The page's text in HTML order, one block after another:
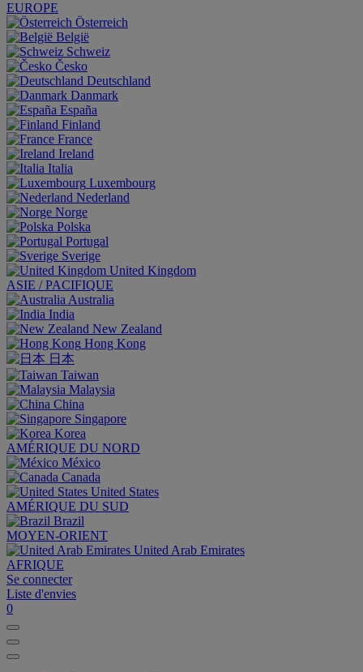
EUROPE
Österreich
België
Schweiz
Česko
Deutschland
Danmark
España
Finland
France
Ireland
Italia
Luxembourg
Nederland
Norge
Polska
Portugal
Sverige
United Kingdom
ASIE / PACIFIQUE
Australia
India
New Zealand
Hong Kong
日本
Taiwan
Malaysia
China
Singapore
Korea
AMÉRIQUE DU NORD
México
Canada
United States
AMÉRIQUE DU SUD
Brazil
MOYEN-ORIENT
United Arab Emirates
AFRIQUE
Se connecter
Liste d'envies
0